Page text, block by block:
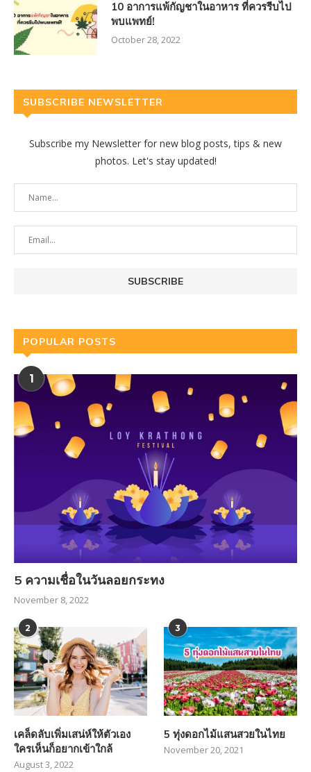
10 อาการแพ้กัญชาในอาหาร ที่ควรรีบไป
พบแพทย์!
October 28, 2022
SUBSCRIBE NEWSLETTER
Subscribe my Newsletter for new blog posts, tips & new
photos. Let's stay updated!
POPULAR POSTS
1
5 ความเชื่อในวันลอยกระทง
November 8, 2022
2
เคล็ดลับเพิ่มเสน่ห์ให้ตัวเอง
ใครเห็นก็อยากเข้าใกล้
August 3, 2022
3
5 ทุ่งดอกไม้แสนสวยในไทย
November 20, 2021